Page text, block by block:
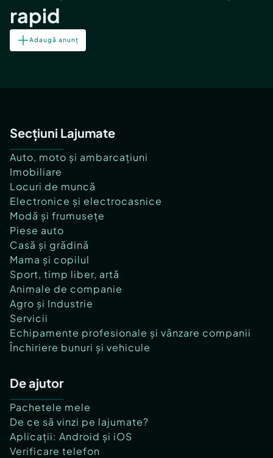
rapid
Adaugă anunț
Secțiuni Lajumate
Auto, moto și ambarcațiuni
Imobiliare
Locuri de muncă
Electronice și electrocasnice
Modă și frumusețe
Piese auto
Casă și grădină
Mama și copilul
Sport, timp liber, artă
Animale de companie
Agro și Industrie
Servicii
Echipamente profesionale și vânzare companii
Închiriere bunuri și vehicule
De ajutor
Pachetele mele
De ce să vinzi pe lajumate?
Aplicații: Android și iOS
Verificare telefon